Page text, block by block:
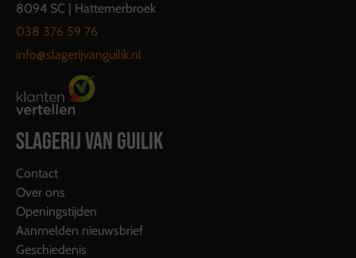
8094 SC | Hattemerbroek
038 376 59 76
info@slagerijvanguilik.nl
SLAGERIJ VAN GUILIK
Contact
Over ons
Openingstijden
Aanmelden nieuwsbrief
Geschiedenis